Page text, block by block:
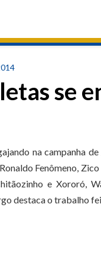
se
na campanha
Fenômeno,
e Xororó,
destaca o trabalho